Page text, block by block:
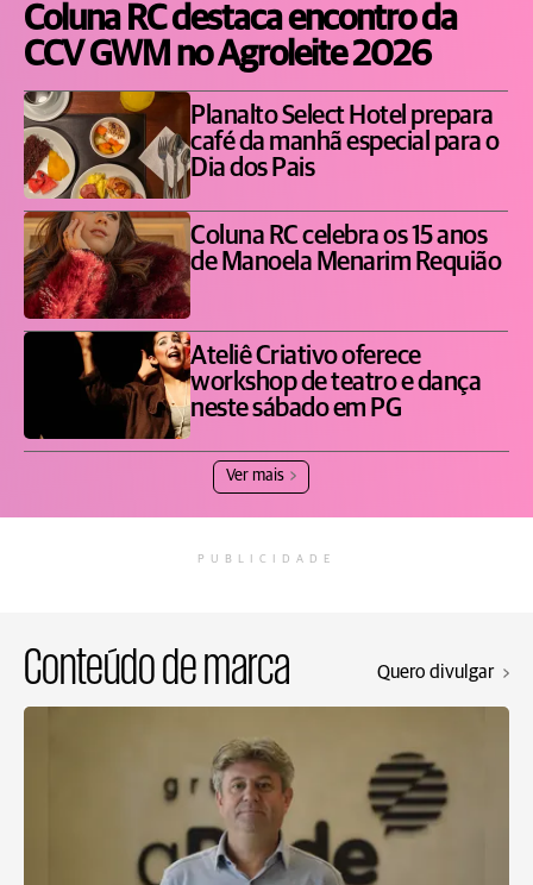
Coluna RC destaca encontro da
CCV GWM no Agroleite 2026
Planalto Select Hotel prepara
café da manhã especial para o
Dia dos Pais
Coluna RC celebra os 15 anos
de Manoela Menarim Requião
Ateliê Criativo oferece
workshop de teatro e dança
neste sábado em PG
Ver mais
PUBLICIDADE
Conteúdo de marca Quero divulgar